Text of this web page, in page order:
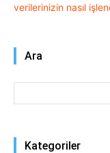
verilerinizin nasıl
Ara
Kategoriler